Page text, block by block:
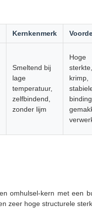
Kernkenmerk
Smeltend bij
lage
temperatuur,
zelfbindend,
zonder lijm
Hoge
krimp,
binding,
omhulsel-kern met een
zeer hoge structurele